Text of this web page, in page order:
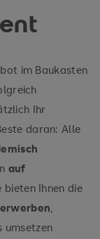
im Baukasten
Ihr
daran: Alle
auf
bieten Ihnen die
,
umsetzen